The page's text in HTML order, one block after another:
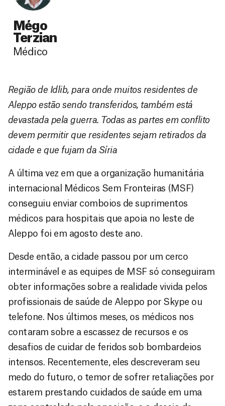
Mégo
Terzian
Médico
Região de Idlib, para onde muitos residentes de
Aleppo estão sendo transferidos, também está
devastada pela guerra. Todas as partes em conflito
devem permitir que residentes sejam retirados da
cidade e que fujam da Síria
A última vez em que a organização humanitária
internacional Médicos Sem Fronteiras (MSF)
conseguiu enviar comboios de suprimentos
médicos para hospitais que apoia no leste de
Aleppo foi em agosto deste ano.
Desde então, a cidade passou por um cerco
interminável e as equipes de MSF só conseguiram
obter informações sobre a realidade vivida pelos
profissionais de saúde de Aleppo por Skype ou
telefone. Nos últimos meses, os médicos nos
contaram sobre a escassez de recursos e os
desafios de cuidar de feridos sob bombardeios
intensos. Recentemente, eles descreveram seu
medo do futuro, o temor de sofrer retaliações por
estarem prestando cuidados de saúde em uma